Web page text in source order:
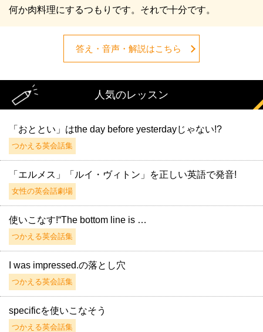
何か肉料理にするつもりです。それで十分です。
答え・音声・解説はこちら
人気のレッスン
「おととい」はthe day before yesterdayじゃない!?
つかえる英会話集
「エルメス」「ルイ・ヴィトン」を正しい英語で発音!
女性の英会話劇場
使いこなす!“The bottom line is …
つかえる英会話集
I was impressed.の落とし穴
つかえる英会話集
specificを使いこなそう
つかえる英会話集